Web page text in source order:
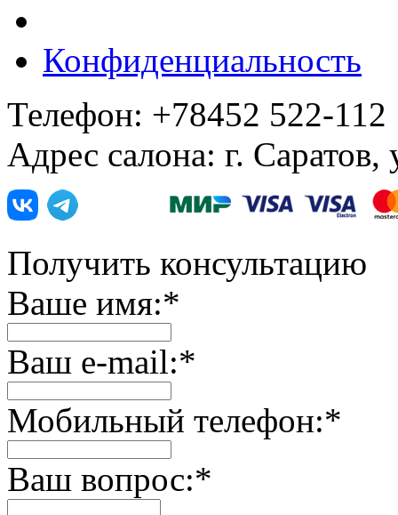
Конфиденциальность
Телефон: +78452 522-112
Адрес салона: г. Саратов,
Получить консультацию
Ваше имя:*
Ваш e-mail:*
Мобильный телефон:*
Ваш вопрос:*